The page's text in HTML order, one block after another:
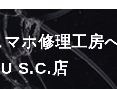
ホ修理工房
S.C.店